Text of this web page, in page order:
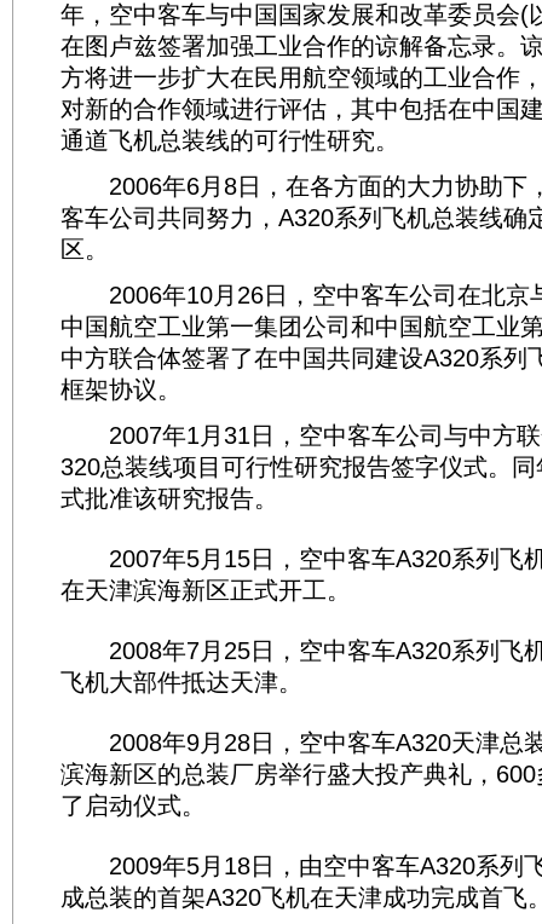
年，空中客车与中国国家发展和改革委员会(
在图卢兹签署加强工业合作的谅解备忘录。
方将进一步扩大在民用航空领域的工业合作
对新的合作领域进行评估，其中包括在中国
通道飞机总装线的可行性研究。
2006年6月8日，在各方面的大力协助下
客车公司共同努力，A320系列飞机总装线确
区。
2006年10月26日，空中客车公司在北京
中国航空工业第一集团公司和中国航空工业
中方联合体签署了在中国共同建设A320系列
框架协议。
2007年1月31日，空中客车公司与中方联
320总装线项目可行性研究报告签字仪式。
式批准该研究报告。
2007年5月15日，空中客车A320系列飞
在天津滨海新区正式开工。
2008年7月25日，空中客车A320系列飞
飞机大部件抵达天津。
2008年9月28日，空中客车A320天津总
滨海新区的总装厂房举行盛大投产典礼，
了启动仪式。
2009年5月18日，由空中客车A320系列
成总装的首架A320飞机在天津成功完成首飞